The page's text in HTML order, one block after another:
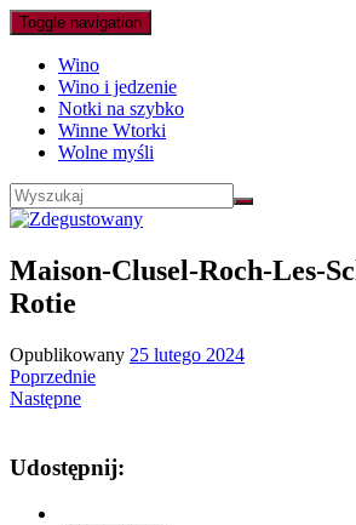
Toggle navigation
Wino
Wino i jedzenie
Notki na szybko
Winne Wtorki
Wolne myśli
Maison-Clusel-Roch-Les-
Rotie
Opublikowany 25 lutego 2024
Poprzednie
Następne
Udostępnij: